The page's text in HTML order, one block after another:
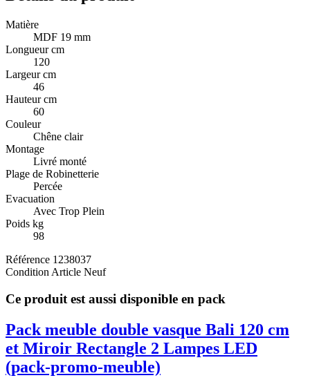
Matière
MDF 19 mm
Longueur cm
120
Largeur cm
46
Hauteur cm
60
Couleur
Chêne clair
Montage
Livré monté
Plage de Robinetterie
Percée
Evacuation
Avec Trop Plein
Poids kg
98
Référence 1238037
Condition Article Neuf
Ce produit est aussi disponible en pack
Pack meuble double vasque Bali 120 cm
et Miroir Rectangle 2 Lampes LED
(pack-promo-meuble)